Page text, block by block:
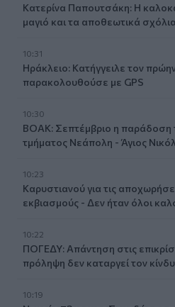
Κατερίνα Παπουτσάκη: Η
μαγιό και τα αποθεωτικά σχόλια
10:31
Ηράκλειο: Κατήγγειλε τον
παρακολουθούσε με GPS
10:30
ΒΟΑΚ: Σεπτέμβριο η παράδοση
τμήματος Νεάπολη - Άγιος
10:23
Καρυστιανού για τις
εκβιασμούς - Δεν ήταν όλοι
10:22
ΠΟΓΕΔΥ: Απάντηση στις
πρόληψη δεν καταργεί τον
10:19